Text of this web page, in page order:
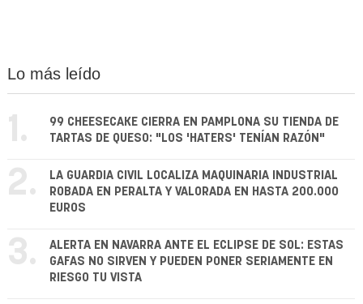
Lo más leído
1.
99 CHEESECAKE CIERRA EN PAMPLONA SU TIENDA DE
TARTAS DE QUESO: "LOS 'HATERS' TENÍAN RAZÓN"
2.
LA GUARDIA CIVIL LOCALIZA MAQUINARIA INDUSTRIAL
ROBADA EN PERALTA Y VALORADA EN HASTA 200.000
EUROS
3.
ALERTA EN NAVARRA ANTE EL ECLIPSE DE SOL: ESTAS
GAFAS NO SIRVEN Y PUEDEN PONER SERIAMENTE EN
RIESGO TU VISTA